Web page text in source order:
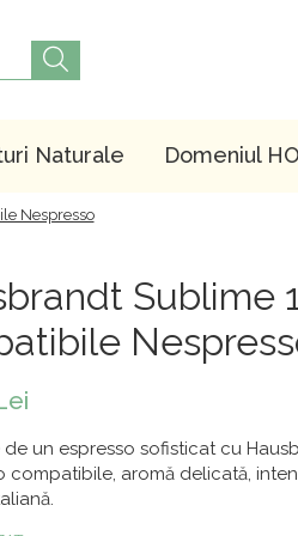
Naturale Domeniul
Nespresso
Sublime
un espresso sofisticat cu
compatibile, aromă delicată,